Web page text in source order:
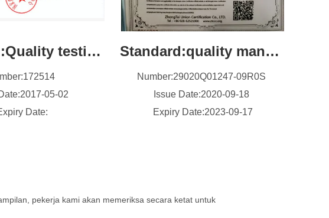
Standard:Quality testing report
05-02
Date:
Standard:quality managerment system certification
Number:29020Q01247-09R0S
Issue Date:2020-09-18
Expiry Date:2023-09-17
pekerja kami akan memeriksa secara ketat untuk